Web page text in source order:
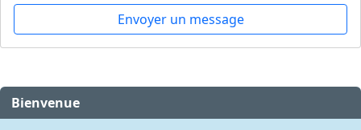
Envoyer un message
Bienvenue